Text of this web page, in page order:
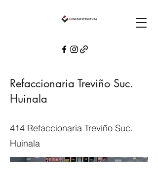
Refaccionaria Treviño Suc.
Huinala
414 Refaccionaria Treviño Suc.
Huinala